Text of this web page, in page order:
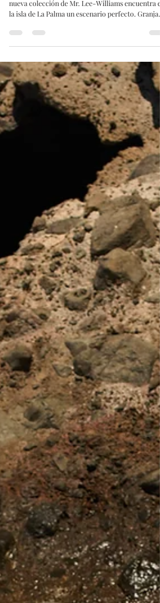
Entre paisajes volcánicos y granjas familiares, la
la isla de La Palma un escenario perfecto. Granja
Montellano - Capa líneas lentejuela mate La Palma
detienen . Una forma poética de describir un lugar
donde la calma desafía a la prisa: un lujo escaso en
estos tiempos. Yo llegué con la libreta en blanco, la
maleta ligera y la esperanza de que el wifi fallara
justo para no tener e